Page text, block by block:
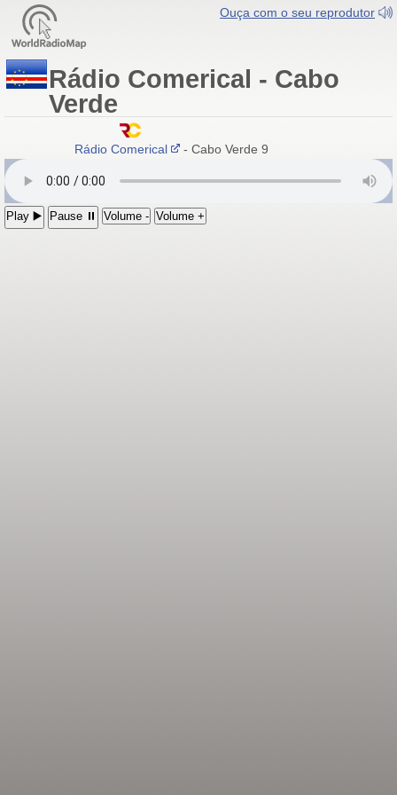
Ouça com o seu reprodutor
Rádio Comerical - Cabo
Verde
Rádio Comerical - Cabo Verde 99.9-92.9 FM
Play ▶️ Pause ⏸ Volume - Volume +